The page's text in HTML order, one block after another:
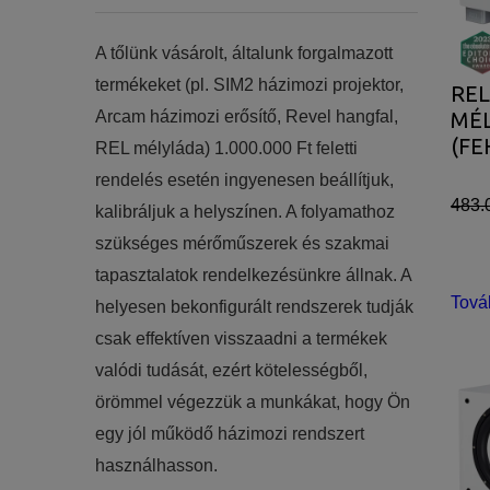
​​A tőlünk vásárolt, általunk forgalmazott
termékeket (pl. SIM2 házimozi projektor,
Arcam házimozi erősítő, Revel hangfal,
REL mélyláda) 1.000.000 Ft feletti
rendelés esetén ingyenesen beállítjuk,
kalibráljuk a helyszínen. A folyamathoz
szükséges mérőműszerek és szakmai
tapasztalatok rendelkezésünkre állnak. A
helyesen bekonfigurált rendszerek tudják
csak effektíven visszaadni a termékek
valódi tudását, ezért kötelességből,
örömmel végezzük a munkákat, hogy Ön
egy jól működő házimozi rendszert
használhasson.